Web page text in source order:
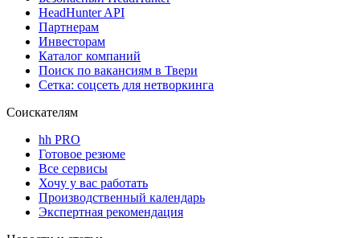
HeadHunter API
Партнерам
Инвесторам
Каталог компаний
Поиск по вакансиям в Твери
Сетка: соцсеть для нетворкинга
Соискателям
hh PRO
Готовое резюме
Все сервисы
Хочу у вас работать
Производственный календарь
Экспертная рекомендация